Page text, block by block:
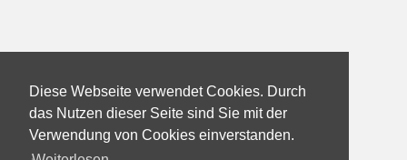
Diese Webseite verwendet Cookies. Durch
das Nutzen dieser Seite sind Sie mit der
Verwendung von Cookies einverstanden.